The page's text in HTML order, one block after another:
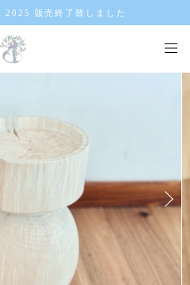
販売終了致しました